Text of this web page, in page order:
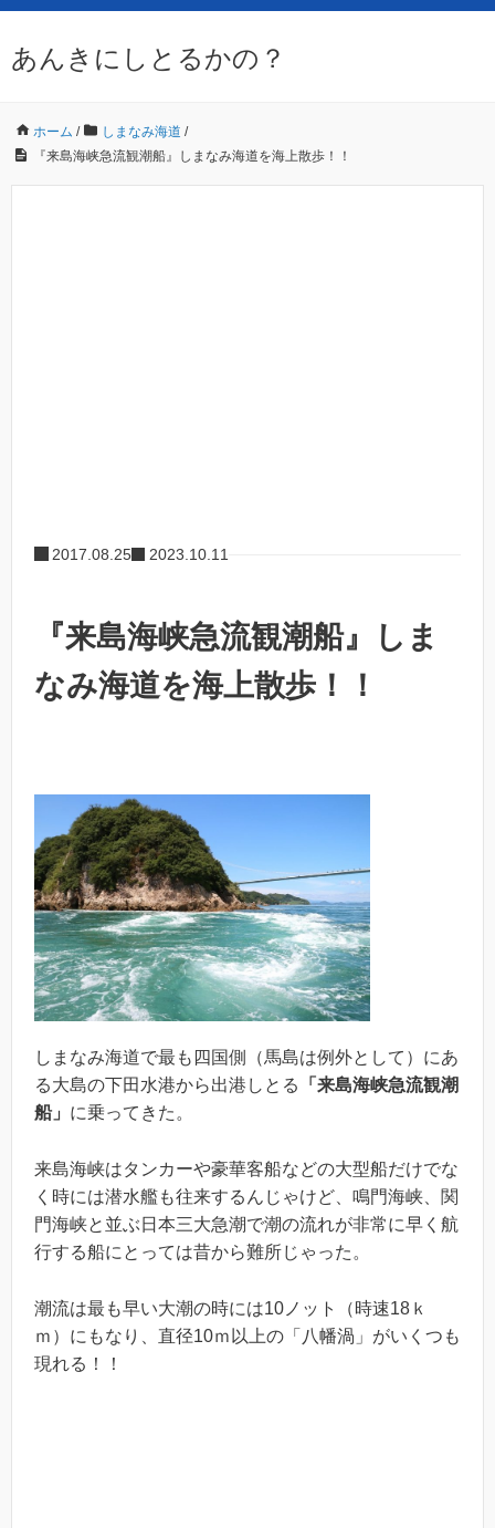
あんきにしとるかの？
ホーム / しまなみ海道 /
『来島海峡急流観潮船』しまなみ海道を海上散歩！！
2017.08.25 2023.10.11
『来島海峡急流観潮船』しま
なみ海道を海上散歩！！
しまなみ海道で最も四国側（馬島は例外として）にあ
る大島の下田水港から出港しとる
「来島海峡急流観潮
船」 に乗ってきた。
来島海峡はタンカーや豪華客船などの大型船だけでな
く時には潜水艦も往来するんじゃけど、鳴門海峡、関
門海峡と並ぶ日本三大急潮で潮の流れが非常に早く航
行する船にとっては昔から難所じゃった。
潮流は最も早い大潮の時には10ノット（時速18ｋ
ｍ）にもなり、直径10ｍ以上の「八幡渦」がいくつも
現れる！！